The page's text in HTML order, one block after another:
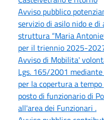
Avviso pubblico
servizio di asilo nido e
struttura “Maria
per il triennio 2025-
Avviso di Mobilita'
Lgs. 165/2001
per la copertura a
posto di funzionario di
all'area dei Funzionari .